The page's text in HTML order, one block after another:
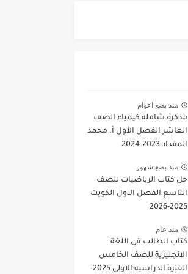
منذ بضع اعوام
مذكرة شاملة كيمياء الصف
العاشر الفصل الأول أ. محمد
المقداد 2023-2024
منذ بضع شهور
حل كتاب الرياضيات للصف
التاسع الفصل الاول الكويت
2025-2026
منذ عام
كتاب الطالب في اللغة
الانجليزية للصف الخامس
الفترة الدراسية الاولي 2025-